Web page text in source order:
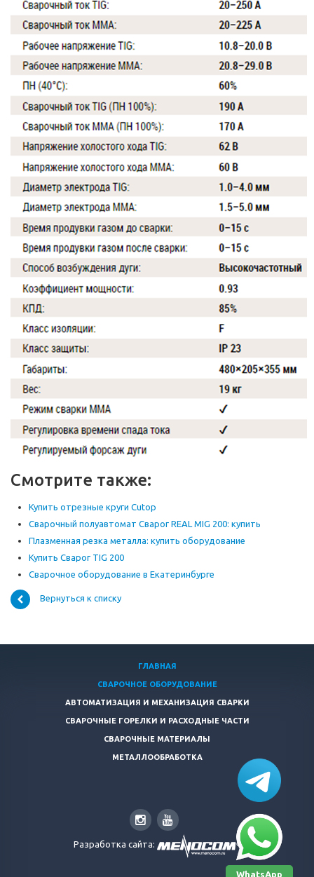
Смотрите также:
Купить отрезные круги Cutop
Сварочный полуавтомат Сварог REAL MIG 200: купить
Плазменная резка металла: купить оборудование
Купить Сварог TIG 200
Сварочное оборудование в Екатеринбурге
Вернуться к списку
ГЛАВНАЯ
СВАРОЧНОЕ ОБОРУДОВАНИЕ
АВТОМАТИЗАЦИЯ И МЕХАНИЗАЦИЯ СВАРКИ
СВАРОЧНЫЕ ГОРЕЛКИ И РАСХОДНЫЕ ЧАСТИ
СВАРОЧНЫЕ МАТЕРИАЛЫ
МЕТАЛЛООБРАБОТКА
Разработка сайта:
WhatsApp